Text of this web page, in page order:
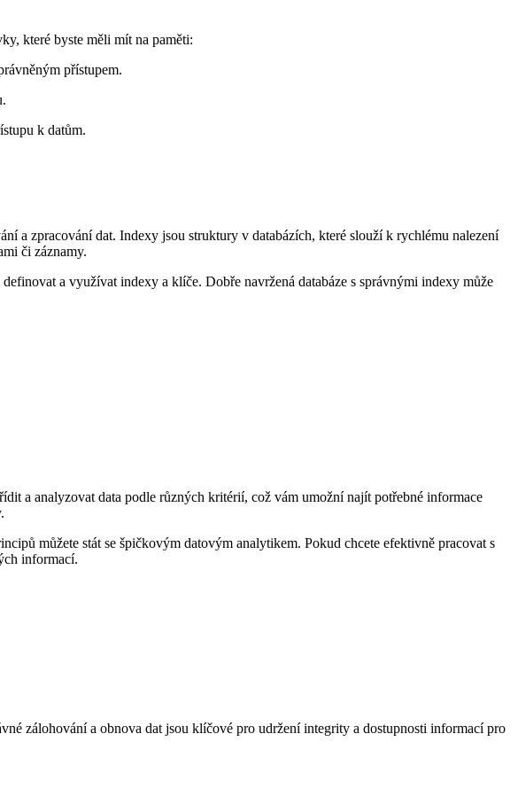
které byste měli mít na paměti:
přístupem.
k datům.
a zpracování dat. Indexy jsou struktury v databázích, které slouží k rychlému nalezení
či záznamy.
a využívat indexy a klíče. Dobře navržená databáze s správnými indexy může
a analyzovat data podle různých kritérií, což vám umožní najít potřebné informace
můžete stát se špičkovým datovým analytikem. Pokud chcete efektivně pracovat s
informací.
zálohování a obnova dat jsou klíčové pro udržení integrity a dostupnosti informací pro